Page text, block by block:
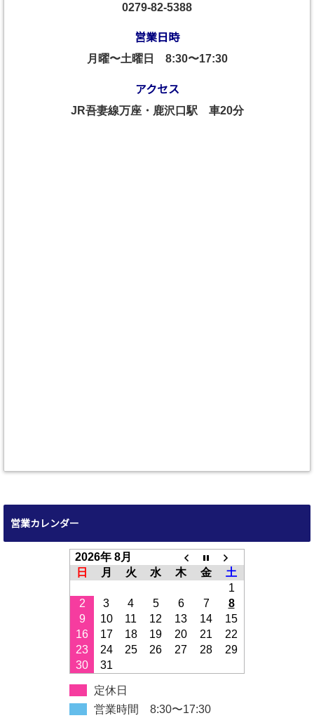
0279-82-5388
営業日時
月曜〜土曜日 8:30〜17:30
アクセス
JR吾妻線万座・鹿沢口駅 車20分
営業カレンダー
2026年 8月
日
月 火 水 木 金
土
1
2
3 4 5 6 7
8
9
10 11 12 13 14
15
16
17 18 19 20 21
22
23
24 25 26 27 28
29
30
31
定休日
営業時間 8:30〜17:30